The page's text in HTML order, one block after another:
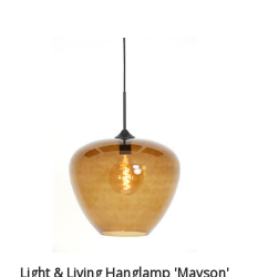
Light & Living Hanglamp 'Mayson'